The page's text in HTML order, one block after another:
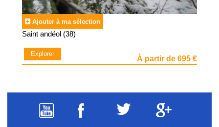
Ajouter à ma sélection
Saint andéol (38)
Explorer
À partir de 695 €